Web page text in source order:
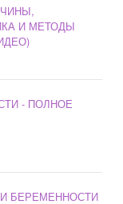
И МЕТОДЫ
- ПОЛНОЕ
БЕРЕМЕННОСТИ